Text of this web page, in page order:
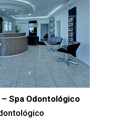
Spa Odontológico